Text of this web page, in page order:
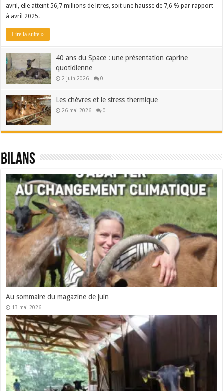
avril, elle atteint 56,7 millions de litres, soit une hausse de 7,6 % par rapport
à avril 2025.
Lire la suite »
40 ans du Space : une présentation caprine
quotidienne
2 juin 2026 0
Les chèvres et le stress thermique
26 mai 2026 0
Bilans
Au sommaire du magazine de juin
13 mai 2026